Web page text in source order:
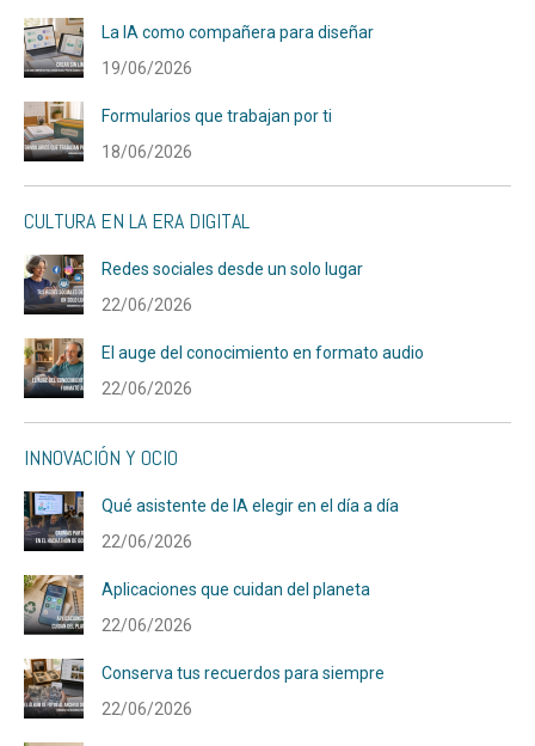
La IA como compañera para diseñar
19/06/2026
Formularios que trabajan por ti
18/06/2026
CULTURA EN LA ERA DIGITAL
Redes sociales desde un solo lugar
22/06/2026
El auge del conocimiento en formato audio
22/06/2026
INNOVACIÓN Y OCIO
Qué asistente de IA elegir en el día a día
22/06/2026
Aplicaciones que cuidan del planeta
22/06/2026
Conserva tus recuerdos para siempre
22/06/2026